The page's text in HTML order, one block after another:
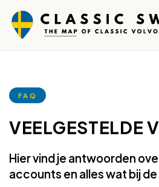
FAQ
VEELGESTELDE
Hier vind je antwoorden
accounts en alles wat bij